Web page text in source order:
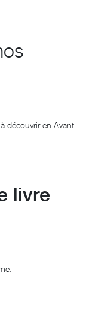
découvrir en Avant-
livre